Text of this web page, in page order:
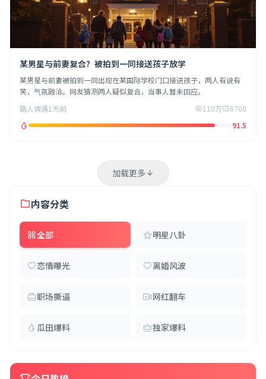
某男星与前妻复合？被拍到一同接送孩子放学
某男星与前妻被拍到一同出现在某国际学校门口接送孩子，两人有说有
笑，气氛融洽。网友猜测两人疑似复合，当事人暂未回应。
路人偶遇1天前 110万
6700
91.5
加载更多
内容分类
全部 明星八卦
恋情曝光 离婚风波
职场撕逼 网红翻车
瓜田爆料 独家爆料